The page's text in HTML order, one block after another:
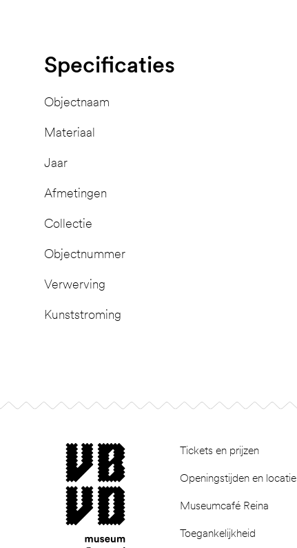
Specificaties
Objectnaam
Materiaal
Jaar
Afmetingen
Collectie
Objectnummer
Verwerving
Kunststroming
Tickets en prijzen
Openingstijden en locatie
Museumcafé Reina
Toegankelijkheid
museum van Bommel van Dam